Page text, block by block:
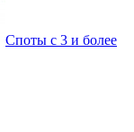
Споты с 3 и более